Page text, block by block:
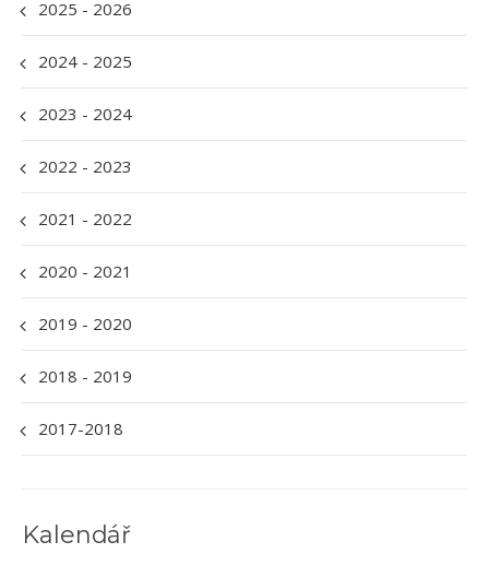
2025 - 2026
2024 - 2025
2023 - 2024
2022 - 2023
2021 - 2022
2020 - 2021
2019 - 2020
2018 - 2019
2017-2018
Kalendář